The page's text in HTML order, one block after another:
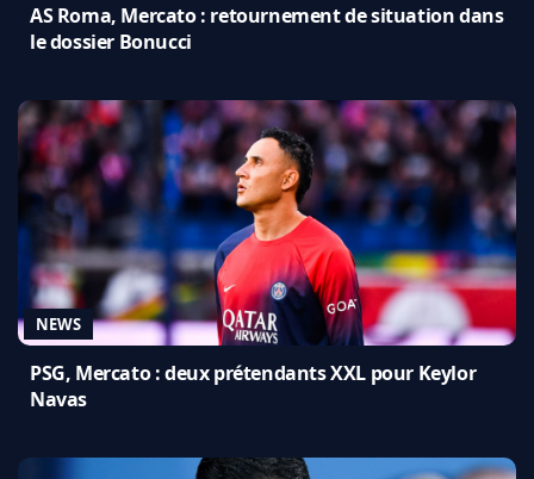
AS Roma, Mercato : retournement de situation dans
le dossier Bonucci
NEWS
PSG, Mercato : deux prétendants XXL pour Keylor
Navas